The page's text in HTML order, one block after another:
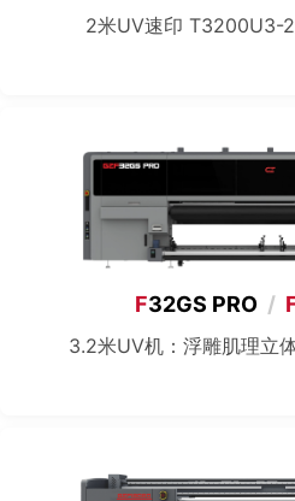
2米UV速印 T3200U3-
F32GS PRO /
3.2米UV机：浮雕肌理立